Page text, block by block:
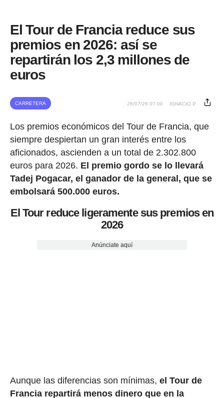
El Tour de Francia reduce sus
premios en 2026: así se
repartirán los 2,3 millones de
euros
CARRETERA 26/07/26 07:00 IGNACIO P.
Los premios económicos del Tour de Francia, que
siempre despiertan un gran interés entre los
aficionados, ascienden a un total de 2.302.800
euros para 2026. El premio gordo se lo llevará
Tadej Pogacar, el ganador de la general, que se
embolsará 500.000 euros.
El Tour reduce ligeramente sus premios en
2026
Anúnciate aquí
Aunque las diferencias son mínimas, el Tour de
Francia repartirá menos dinero que en la